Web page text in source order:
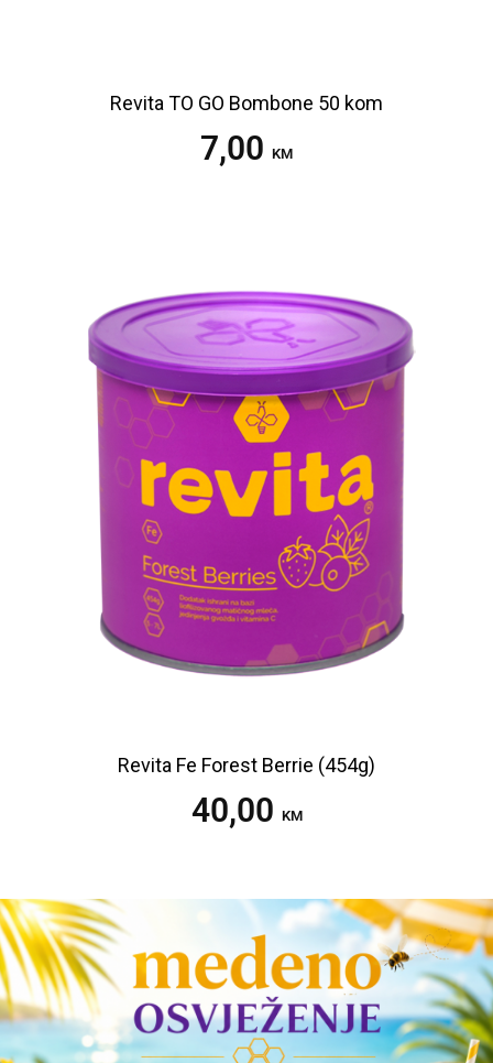
Revita TO GO Bombone 50 kom
7,00 KM
Revita Fe Forest Berrie (454g)
40,00 KM